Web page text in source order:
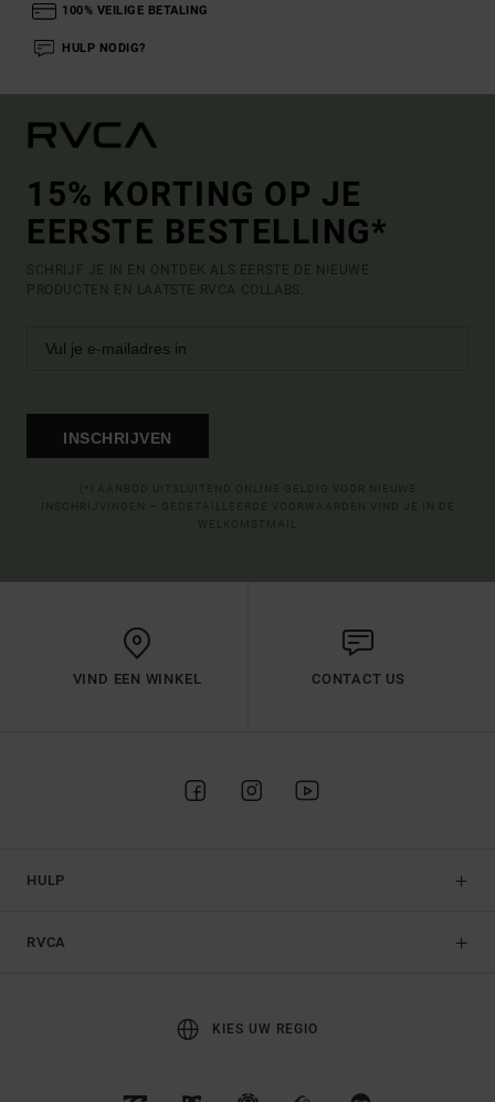
100% VEILIGE BETALING
HULP NODIG?
15% KORTING OP JE
EERSTE BESTELLING*
SCHRIJF JE IN EN ONTDEK ALS EERSTE DE NIEUWE
PRODUCTEN EN LAATSTE RVCA COLLABS.
INSCHRIJVEN
VIND EEN WINKEL CONTACT US
HULP
RVCA
KIES UW REGIO